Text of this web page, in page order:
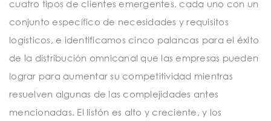
cuatro tipos de clientes emergentes, cada uno con un
conjunto específico de necesidades y requisitos
logísticos, e identificamos cinco palancas para el éxito
de la distribución omnicanal que las empresas pueden
lograr para aumentar su competitividad mientras
resuelven algunas de las complejidades antes
mencionadas. El listón es alto y creciente, y los